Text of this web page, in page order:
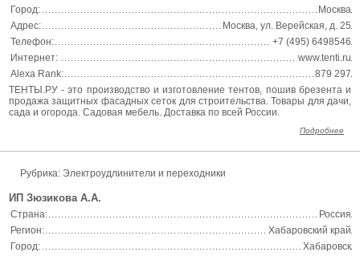
Город:
Москва
Адрес:
Москва, ул. Верейская, д. 25
Телефон:
+7 (495) 6498546
Интернет:
www.tenti.ru
Alexa Rank:
879 297
ТЕНТЫ.РУ - это производство и изготовление тентов, пошив брезента и
продажа защитных фасадных сеток для строительства. Товары для дачи,
сада и огорода. Садовая мебель. Доставка по всей России.
Подробнее
Рубрика: Электроудлинители и переходники
ИП Зюзикова А.А.
Страна:
Россия
Регион:
Хабаровский край
Город:
Хабаровск